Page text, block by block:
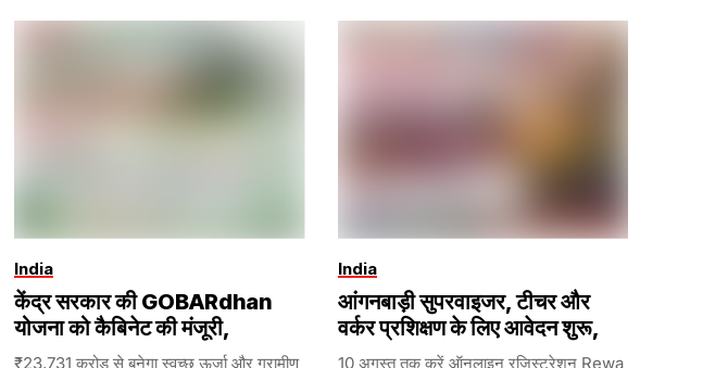
India
केंद्र सरकार की GOBARdhan
योजना को कैबिनेट की मंजूरी,
₹23,731 करोड़ से बनेगा स्वच्छ ऊर्जा और ग्रामीण
India
आंगनबाड़ी सुपरवाइजर, टीचर और
वर्कर प्रशिक्षण के लिए आवेदन शुरू,
10 अगस्त तक करें ऑनलाइन रजिस्ट्रेशन Rewa